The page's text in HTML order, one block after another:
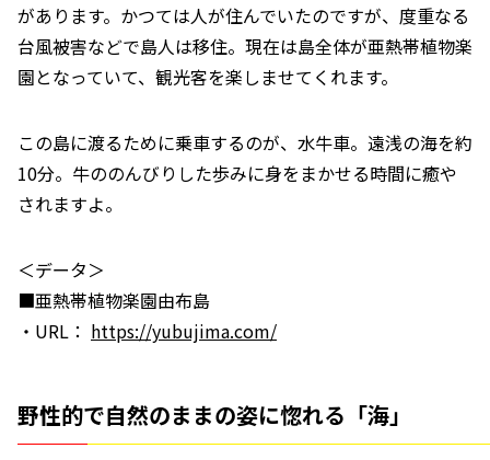
があります。かつては人が住んでいたのですが、度重なる
台風被害などで島人は移住。現在は島全体が亜熱帯植物楽
園となっていて、観光客を楽しませてくれます。
この島に渡るために乗車するのが、水牛車。遠浅の海を約
10分。牛ののんびりした歩みに身をまかせる時間に癒や
されますよ。
＜データ＞
■亜熱帯植物楽園由布島
・URL： https://yubujima.com/
野性的で自然のままの姿に惚れる「海」